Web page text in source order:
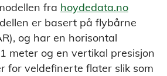
fra hoydedata.no
er basert på flybårne
og har en horisontal
meter og en vertikal presisjon
for veldefinerte flater slik som